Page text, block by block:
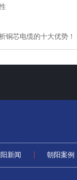
铜芯电缆的十大优势！
新闻 朝阳案例